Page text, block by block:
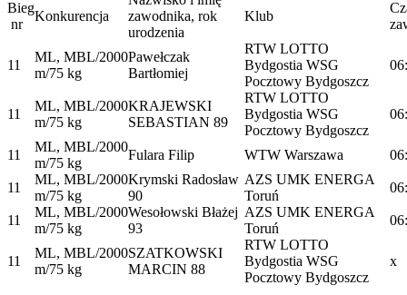
Bieg
nr
Konkurencja
zawodnika, rok
urodzenia
Klub
11
ML, MBL/2000
m/75 kg
Pawełczak
Bartłomiej
RTW LOTTO
Bydgostia WSG
Pocztowy Bydgoszcz
11
ML, MBL/2000
m/75 kg
KRAJEWSKI
SEBASTIAN 89
RTW LOTTO
Bydgostia WSG
Pocztowy Bydgoszcz
11
ML, MBL/2000
m/75 kg
Fulara Filip WTW Warszawa
11
ML, MBL/2000
m/75 kg
Krymski Radosław
90
AZS UMK ENERGA
Toruń
11
ML, MBL/2000
m/75 kg
Wesołowski Błażej
93
AZS UMK ENERGA
Toruń
11
ML, MBL/2000
m/75 kg
SZATKOWSKI
MARCIN 88
RTW LOTTO
Bydgostia WSG
Pocztowy Bydgoszcz
x